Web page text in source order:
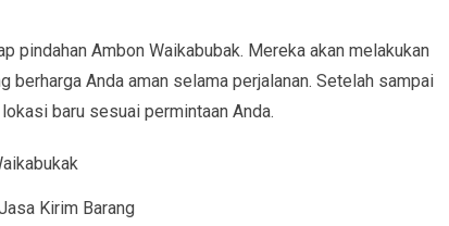
Ambon Waikabubak. Mereka akan melakukan
Anda aman selama perjalanan. Setelah sampai
baru sesuai permintaan Anda.
Kirim Barang